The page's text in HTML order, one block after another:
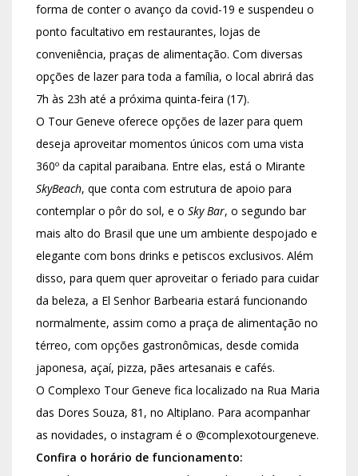
forma de conter o avanço da covid-19 e suspendeu o
ponto facultativo em restaurantes, lojas de
conveniência, praças de alimentação. Com diversas
opções de lazer para toda a família, o local abrirá das
7h às 23h até a próxima quinta-feira (17).
O Tour Geneve oferece opções de lazer para quem
deseja aproveitar momentos únicos com uma vista
360º da capital paraibana. Entre elas, está o Mirante
SkyBeach, que conta com estrutura de apoio para
contemplar o pôr do sol, e o Sky Bar, o segundo bar
mais alto do Brasil que une um ambiente despojado e
elegante com bons drinks e petiscos exclusivos. Além
disso, para quem quer aproveitar o feriado para cuidar
da beleza, a El Senhor Barbearia estará funcionando
normalmente, assim como a praça de alimentação no
térreo, com opções gastronômicas, desde comida
japonesa, açaí, pizza, pães artesanais e cafés.
O Complexo Tour Geneve fica localizado na Rua Maria
das Dores Souza, 81, no Altiplano. Para acompanhar
as novidades, o instagram é o @complexotourgeneve.
Confira o horário de funcionamento: